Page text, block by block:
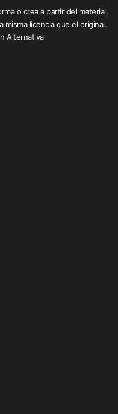
o crea a partir del material,
licencia que el original.
Alternativa